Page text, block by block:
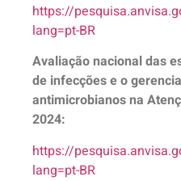
https://
lang=pt-BR
Avaliação nacional das
de infecções e o
antimicrobianos na
2024:
https://
lang=pt-BR